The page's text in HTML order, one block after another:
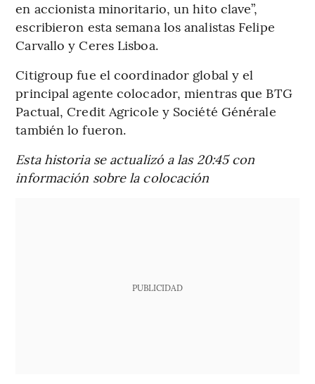
en accionista minoritario, un hito clave”,
escribieron esta semana los analistas Felipe
Carvallo y Ceres Lisboa.
Citigroup fue el coordinador global y el
principal agente colocador, mientras que BTG
Pactual, Credit Agricole y Société Générale
también lo fueron.
Esta historia se actualizó a las 20:45 con
información sobre la colocación
PUBLICIDAD